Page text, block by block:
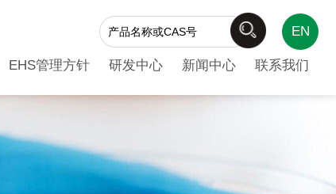
EN
EHS管理方针 研发中心 新闻中心 联系我们